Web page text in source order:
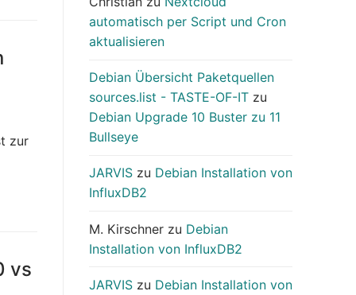
zur
vs
automatisch per Script und Cron
aktualisieren
Debian Übersicht Paketquellen
sources.list - TASTE-OF-IT zu
Debian Upgrade 10 Buster zu 11
Bullseye
JARVIS zu Debian Installation von
InfluxDB2
M. Kirschner zu Debian
Installation von InfluxDB2
JARVIS zu Debian Installation von